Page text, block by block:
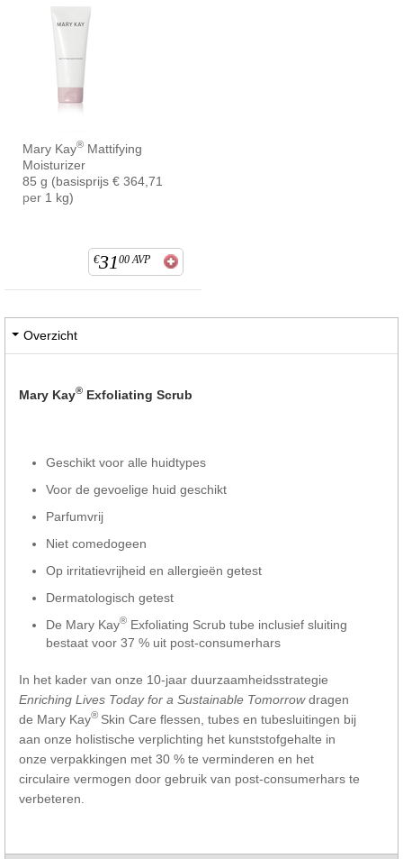
Mary Kay® Mattifying
Moisturizer
85 g (basisprijs € 364,71
per 1 kg)
€31 00 AVP
Overzicht
Mary Kay® Exfoliating Scrub
Geschikt voor alle huidtypes
Voor de gevoelige huid geschikt
Parfumvrij
Niet comedogeen
Op irritatievrijheid en allergieën getest
Dermatologisch getest
De Mary Kay® Exfoliating Scrub tube inclusief sluiting
bestaat voor 37 % uit post-consumerhars
In het kader van onze 10-jaar duurzaamheidsstrategie
Enriching Lives Today for a Sustainable Tomorrowdragen
de Mary Kay® Skin Care flessen, tubes en tubesluitingen bij
aan onze holistische verplichting het kunststofgehalte in
onze verpakkingen met 30 % te verminderen en het
circulaire vermogen door gebruik van post-consumerhars te
verbeteren.